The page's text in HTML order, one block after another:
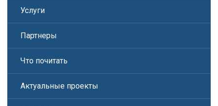
Услуги
Партнеры
Что почитать
Актуальные проекты